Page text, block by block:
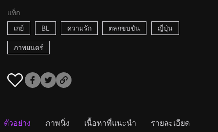
แท็ก
เกย์
BL ความรัก ตลกขบขัน ญี่ปุ่น
ภาพยนตร์
ตัวอย่าง ภาพนิ่ง เนื้อหาที่แนะนำ รายละเอียด